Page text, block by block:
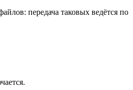
передача таковых ведётся по